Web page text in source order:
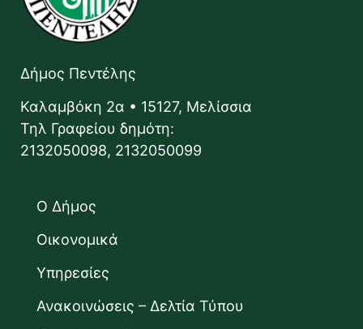
Δήμος Πεντέλης
Καλαμβόκη 2α • 15127, Μελίσσια
Τηλ Γραφείου δημότη:
2132050098, 2132050099
Ο Δήμος
Οικονομικά
Υπηρεσίες
Ανακοινώσεις – Δελτία Τύπου